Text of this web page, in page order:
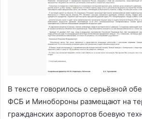
В тексте говорилось о серьёзной
ФСБ и Минобороны размещают на
гражданских аэропортов боевую